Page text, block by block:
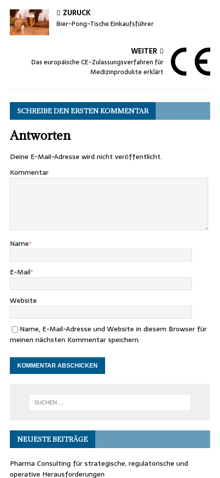
ZURÜCK
Bier-Pong-Tische Einkaufsführer
WEITER
Das europäische CE-Zulassungsverfahren für
Medizinprodukte erklärt
SCHREIBE DEN ERSTEN KOMMENTAR
Antworten
Deine E-Mail-Adresse wird nicht veröffentlicht.
Kommentar
Name*
E-Mail*
Website
Name, E-Mail-Adresse und Website in diesem Browser für
meinen nächsten Kommentar speichern.
NEUESTE BEITRÄGE
Pharma Consulting für strategische, regulatorische und
operative Herausforderungen